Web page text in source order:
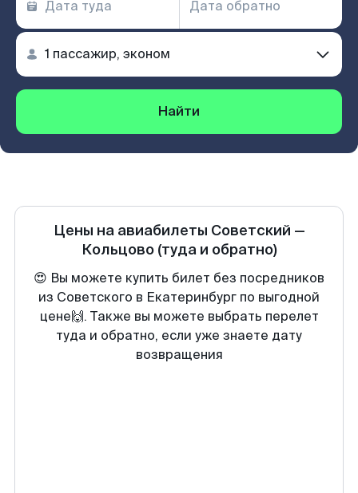
Найти
Цены на авиабилеты Советский —
Кольцово (туда и обратно)
😍 Вы можете купить билет без посредников
из Советского в Екатеринбург по выгодной
цене🙌. Также вы можете выбрать перелет
туда и обратно, если уже знаете дату
возвращения